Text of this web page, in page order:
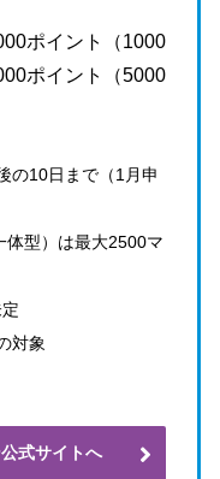
ポイント（1000
ポイント（5000
の10日まで（1月申
体型）は最大2500マ
対象
式サイトへ